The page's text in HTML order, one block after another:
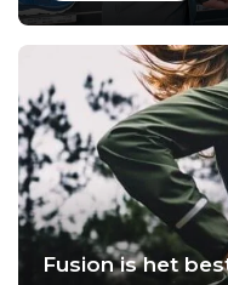
Fusion is het